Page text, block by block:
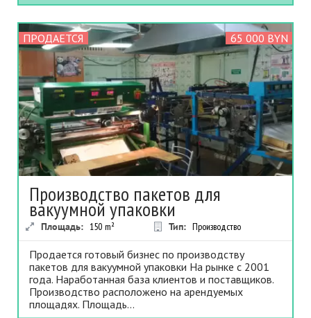
ПРОДАЕТСЯ 65 000 BYN
Производство пакетов для
вакуумной упаковки
Площадь: 150 m² Тип: Производство
Продается готовый бизнес по производству
пакетов для вакуумной упаковки На рынке с 2001
года. Наработанная база клиентов и поставщиков.
Производство расположено на арендуемых
площадях. Площадь...